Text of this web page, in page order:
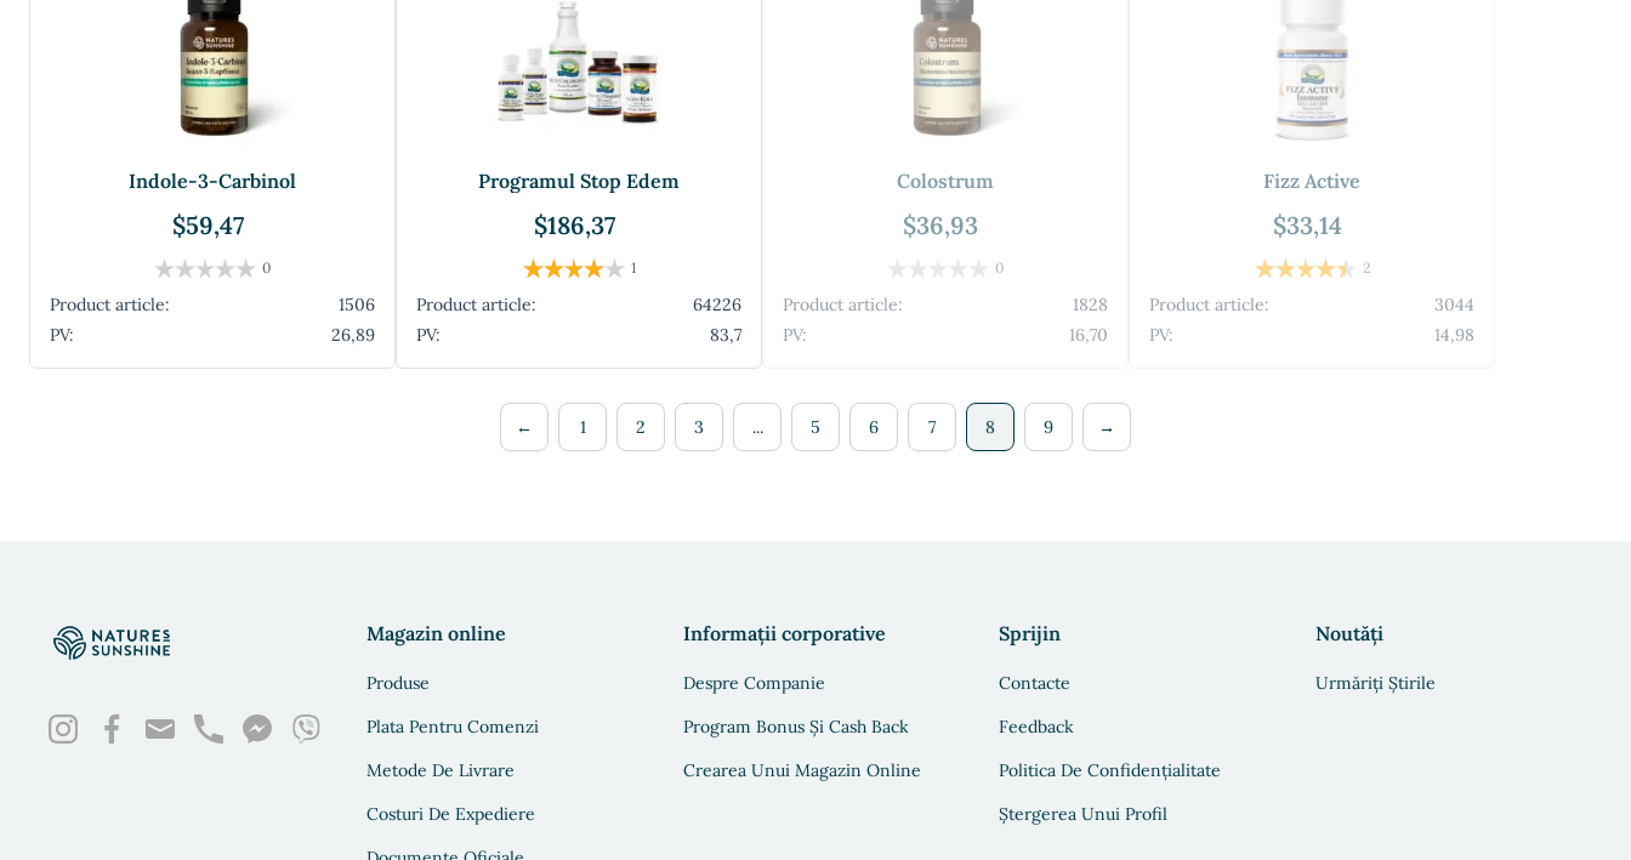
Indole-3-Carbinol
$59,47
0
Product article:
1506
PV:
26,89
Programul Stop Edem
$186,37
1
Product article:
64226
PV:
83,7
Colostrum
$36,93
0
Product article:
1828
PV:
16,70
Fizz Active
$33,14
2
Product article:
3044
PV:
14,98
← 1 2 3 ... 5 6 7 8 9 →
Magazin online
Produse
Plata Pentru Comenzi
Metode De Livrare
Costuri De Expediere
Informații corporative
Despre Companie
Program Bonus Și Cash Back
Crearea Unui Magazin Online
Sprijin
Contacte
Feedback
Politica De Confidențialitate
Ștergerea Unui Profil
Noutăți
Urmăriți Știrile